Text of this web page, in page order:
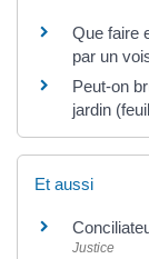
Que faire
par un
Peut-on
jardin
Et aussi
Justice